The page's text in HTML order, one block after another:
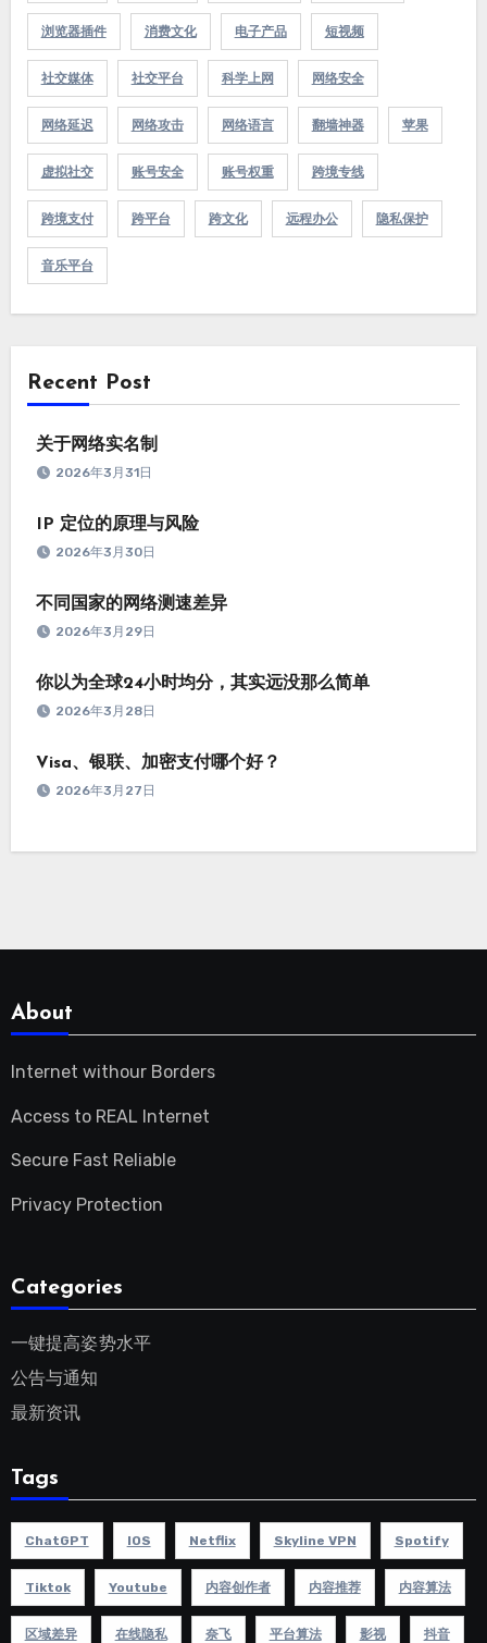
浏览器插件 消费文化 电子产品 短视频
社交媒体 社交平台 科学上网 网络安全
网络延迟 网络攻击 网络语言 翻墙神器 苹果
虚拟社交 账号安全 账号权重 跨境专线
跨境支付 跨平台 跨文化 远程办公 隐私保护
音乐平台
Recent Post
关于网络实名制
2026年3月31日
IP 定位的原理与风险
2026年3月30日
不同国家的网络测速差异
2026年3月29日
你以为全球24小时均分，其实远没那么简单
2026年3月28日
Visa、银联、加密支付哪个好？
2026年3月27日
About
Internet withour Borders
Access to REAL Internet
Secure Fast Reliable
Privacy Protection
Categories
一键提高姿势水平
公告与通知
最新资讯
Tags
ChatGPT IOS Netflix Skyline VPN Spotify
Tiktok Youtube 内容创作者 内容推荐 内容算法
区域差异 在线隐私 奈飞 平台算法 影视 抖音